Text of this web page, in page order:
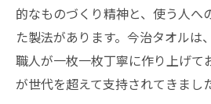
的なものづくり精神と、使う人へ
た製法があります。今治タオルは
職人が一枚一枚丁寧に作り上げて
が世代を超えて支持されてきまし